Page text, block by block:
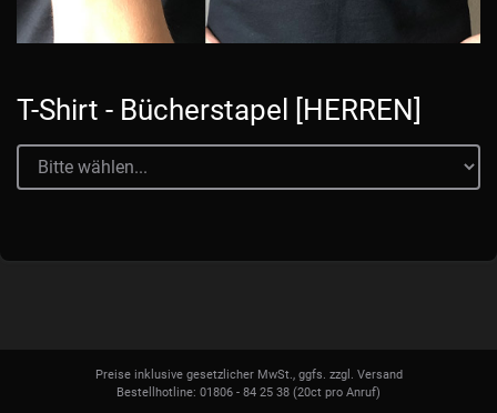
T-Shirt - Bücherstapel [HERREN]
Preise inklusive gesetzlicher MwSt., ggfs. zzgl. Versand
Bestellhotline: 01806 - 84 25 38 (20ct pro Anruf)